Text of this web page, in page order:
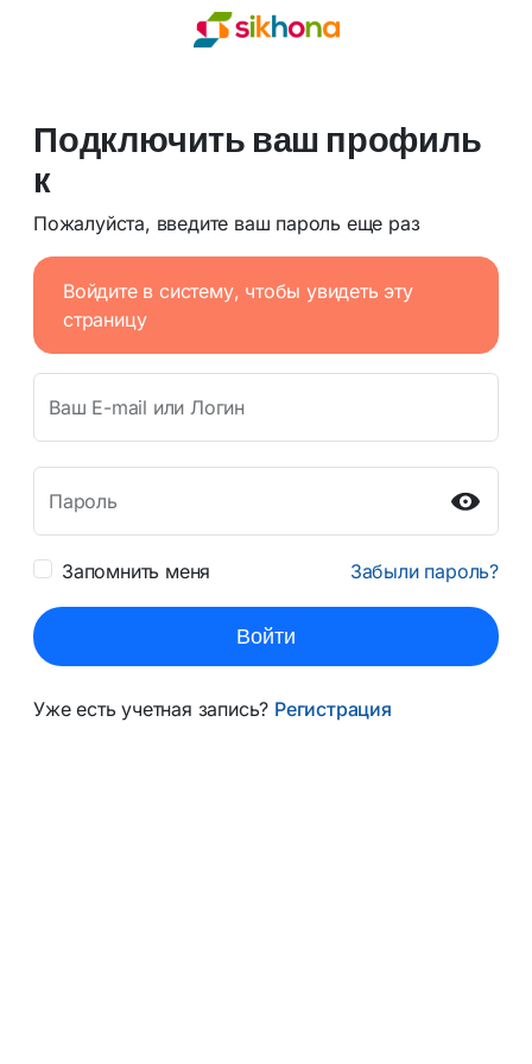
Подключить ваш профиль
к
Пожалуйста, введите ваш пароль еще раз
Войдите в систему, чтобы увидеть эту
страницу
Ваш E-mail или Логин
Пароль
Запомнить меня Забыли пароль?
Войти
Уже есть учетная запись? Регистрация